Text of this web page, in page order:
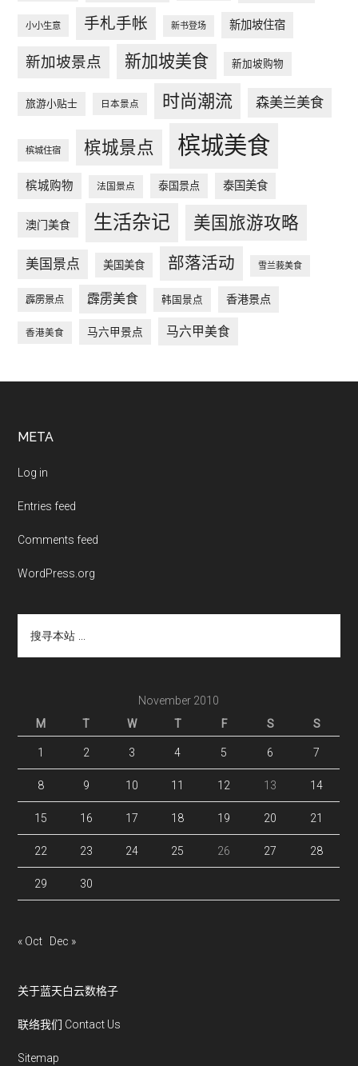
小小生意 手札手帐 新书登场 新加坡住宿
新加坡景点 新加坡美食 新加坡购物
旅游小贴士 日本景点 时尚潮流 森美兰美食
槟城住宿 槟城景点 槟城美食
槟城购物 法国景点 泰国景点 泰国美食
澳门美食 生活杂记 美国旅游攻略
美国景点 美国美食 部落活动 雪兰莪美食
霹雳景点 霹雳美食 韩国景点 香港景点
香港美食 马六甲景点 马六甲美食
Footer
META
Log in
Entries feed
Comments feed
WordPress.org
本
November 2010
M
T W T F S S
1 2 3 4 5 6 7
8 9 10 11 12 13 14
15 16 17 18 19 20 21
22 23 24 25 26 27 28
29 30
« Oct Dec »
关于蓝天白云数格子
联络我们 Contact Us
Sitemap